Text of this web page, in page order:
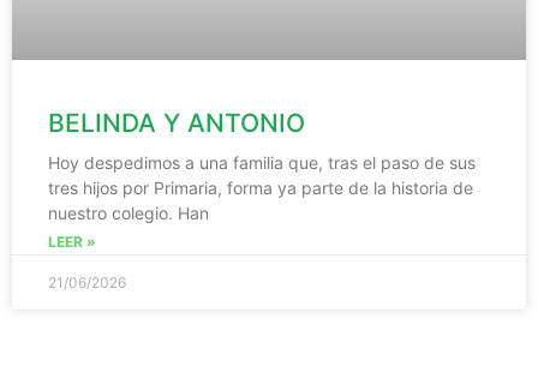
BELINDA Y ANTONIO
Hoy despedimos a una familia que, tras el paso de sus
tres hijos por Primaria, forma ya parte de la historia de
nuestro colegio. Han
LEER »
21/06/2026